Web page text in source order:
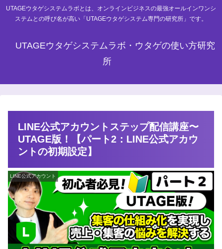
UTAGEウタゲシステムラボとは、オンラインビジネスの最強オールインワンシ
ステムとの呼び名が高い「UTAGEウタゲシステム専門の研究所」です。
UTAGEウタゲシステムラボ・ウタゲの使い方研究
所
LINE公式アカウントステップ配信講座〜
UTAGE版！【パート2：LINE公式アカウ
ントの初期設定】
LINE公式アカウント